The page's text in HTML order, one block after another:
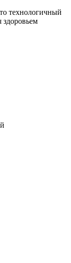
технологичный